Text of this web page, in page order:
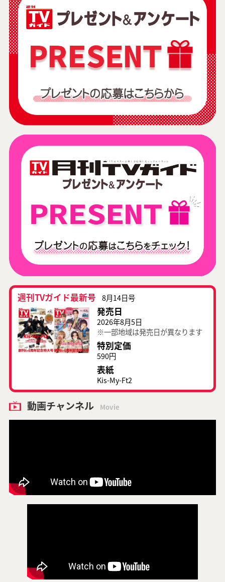
週刊TVガイド最新号 8月14日号
発売日
2026年8月5日
※一部地域は発売日が異なります
特別定価
590円
表紙
Kis-My-Ft2
動画チャンネル Movie